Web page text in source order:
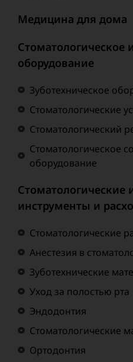
Медицина для дома
Стоматологическое
оборудование
Зуботехническое
Стоматологические
Стоматологический
Стоматологическое
оборудование
Стоматологические
инструменты и
Стоматологические
Анестезия в
Зуботехнические
Уход за полостью рта
Эндодонтия
Стоматологические
Ортодонтия